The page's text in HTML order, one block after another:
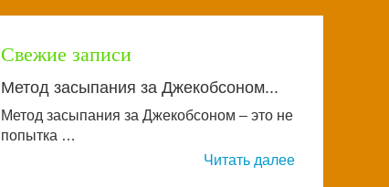
Свежие записи
Метод засыпания за Джекобсоном...
Метод засыпания за Джекобсоном – это не
попытка …
Читать далее